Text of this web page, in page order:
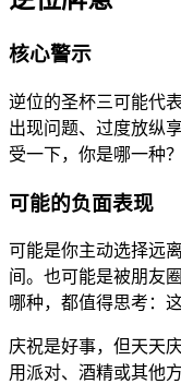
核心警示
逆位的圣杯三可能代
出现问题、过度放纵
受一下，你是哪一种？
可能的负面表现
可能是你主动选择远
间。也可能是被朋友
哪种，都值得思考：
庆祝是好事，但天天
用派对、酒精或其他